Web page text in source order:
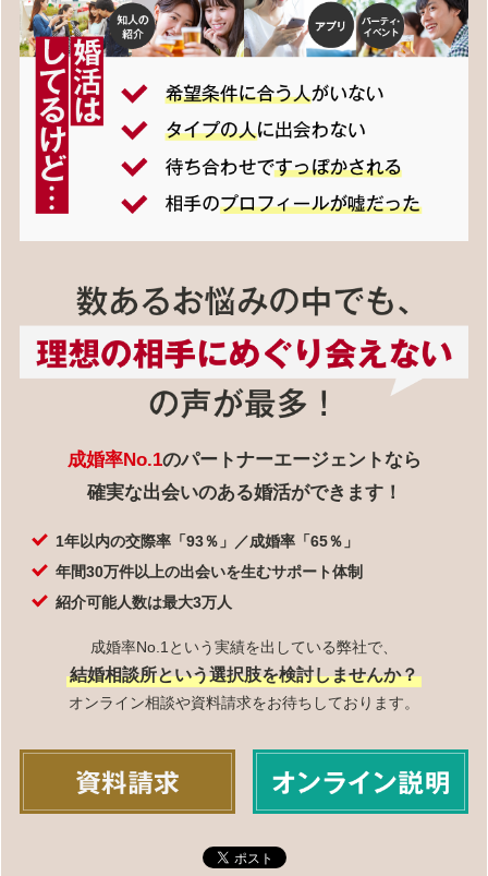
成婚率No.1のパートナーエージェントなら
確実な出会いのある婚活ができます！
1年以内の交際率「93％」／成婚率「65％」
年間30万件以上の出会いを生むサポート体制
紹介可能人数は最大3万人
成婚率No.1という実績を出している弊社で、
結婚相談所という選択肢を検討しませんか？
オンライン相談や資料請求をお待ちしております。